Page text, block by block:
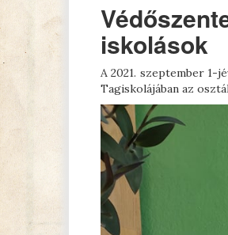
iskolások
A 2021. szeptember 1-
Tagiskolájában az